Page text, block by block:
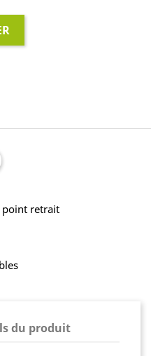
point retrait
du produit